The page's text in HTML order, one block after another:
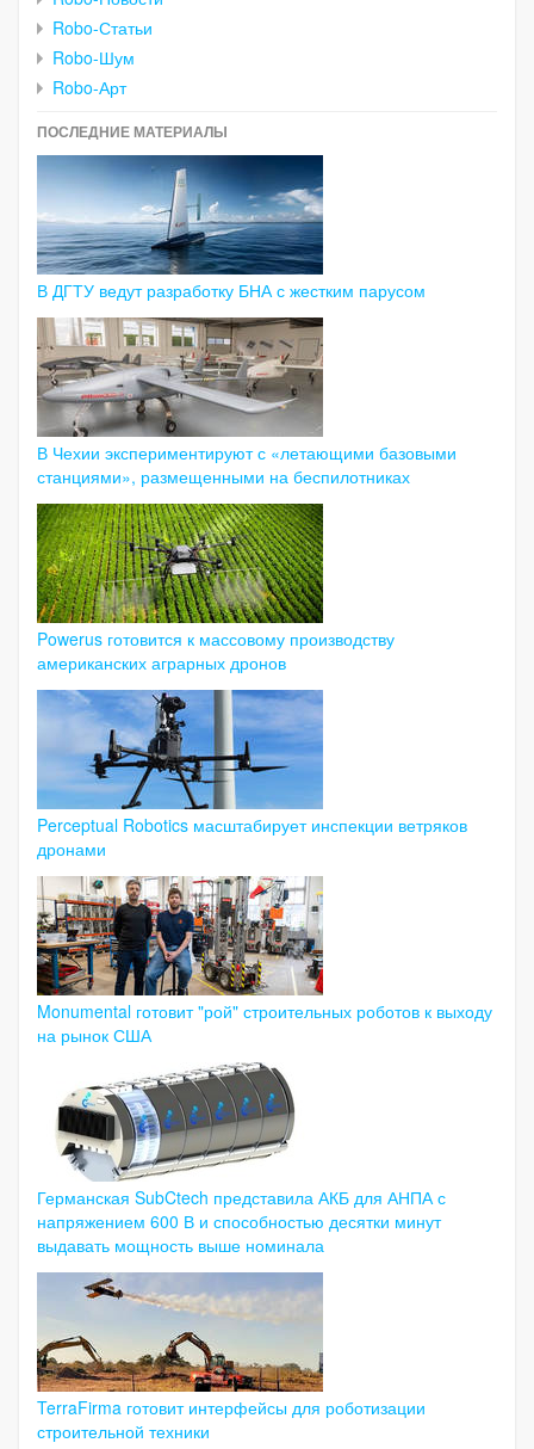
Robo-Статьи
Robo-Шум
Robo-Арт
ПОСЛЕДНИЕ МАТЕРИАЛЫ
В ДГТУ ведут разработку БНА с жестким парусом
В Чехии экспериментируют с «летающими базовыми
станциями», размещенными на беспилотниках
Powerus готовится к массовому производству
американских аграрных дронов
Perceptual Robotics масштабирует инспекции ветряков
дронами
Monumental готовит "рой" строительных роботов к выходу
на рынок США
Германская SubCtech представила АКБ для АНПА с
напряжением 600 В и способностью десятки минут
выдавать мощность выше номинала
TerraFirma готовит интерфейсы для роботизации
строительной техники